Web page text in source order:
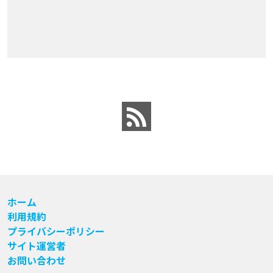
ホーム
利用規約
プライバシーポリシー
サイト運営者
お問い合わせ